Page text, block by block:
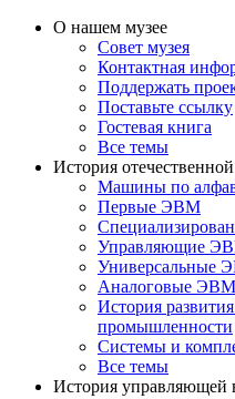
О нашем музее
Совет музея
Контактная
Поддержать
Поставьте ссылку
Гостевая книга
Все темы
История
Машины по
Первые ЭВМ
Управляющие
Универсальные
Аналоговые ЭВМ
История
промышленности
Системы и
Все темы
История управляющей